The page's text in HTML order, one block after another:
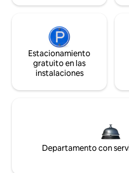
Estacionamiento
gratuito en las
instalaciones
Departamento con